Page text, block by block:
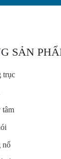
SẢN
trục
tâm
nổ